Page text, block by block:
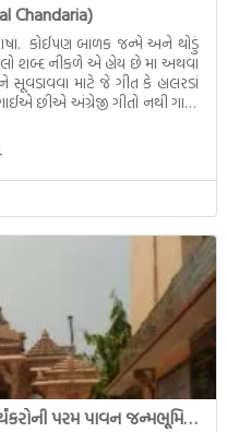
Chandaria)
કોઈપણ બાળક જન્મે અને થોડું
શબ્દ નીકળે એ હોય છે મા અથવા
માટે જે ગીત કે હાલરડાં
છીએ અંગ્રેજી ગીતો નથી ગાતા.
ઓગણીસ કલ્યાણકો ધરાવતી પાંચ તીર્થંકરોની પરમ પાવન જન્મભૂમિ – અયોધ્યા (Ayodhya)